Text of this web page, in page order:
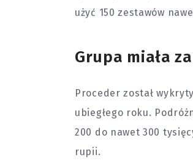
użyć 150 zestawów
Grupa miała
Proceder został
ubiegłego roku.
200 do nawet 300
rupii.